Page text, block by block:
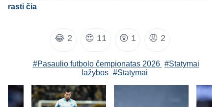
rasti čia
😂 2 😍 11 😲 1 😡 2
#Pasaulio futbolo čempionatas 2026 #Statymai
lažybos #Statymai